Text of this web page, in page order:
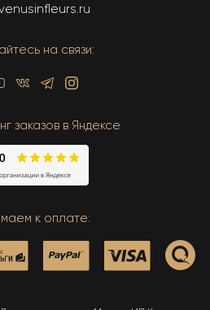
на связи:
заказов в Яндексе
к оплате: